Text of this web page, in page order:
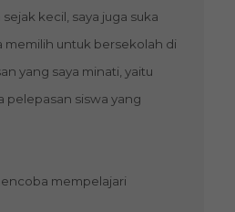
kecil, saya juga suka
memilih untuk bersekolah di
yang saya minati, yaitu
pelepasan siswa yang
mempelajari